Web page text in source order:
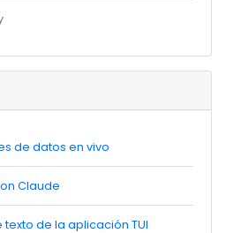
de datos en vivo
Claude
de la aplicación TUI